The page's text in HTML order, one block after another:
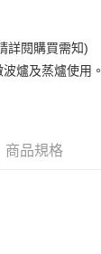
詳閱購買需知)
爐及蒸爐使用。
商品規格